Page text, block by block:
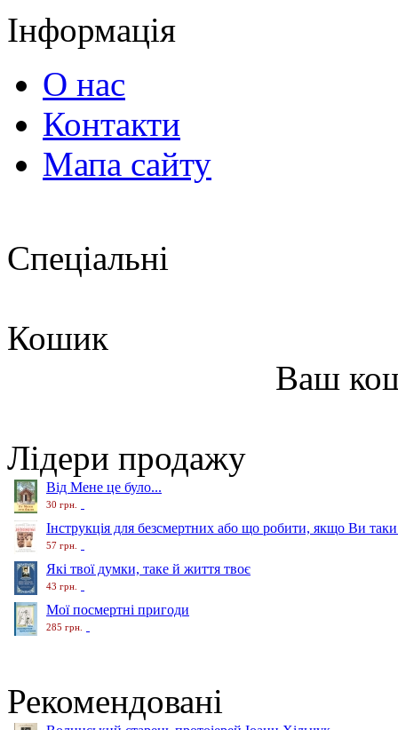
Інформація
О нас
Контакти
Мапа сайту
Спеціальні
Кошик
Ваш
Лідери продажу
Від Мене це було...
30 грн.
Інструкція для безсмертних або що робити, якщо Ви
57 грн.
Які твої думки, таке й життя твоє
43 грн.
Мої посмертні пригоди
285 грн.
Рекомендовані